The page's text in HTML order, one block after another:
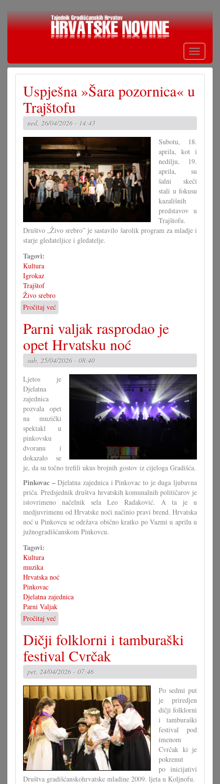
Skoči
Toggle
Uspješna »Šara pozornica« u
Trajštofu
ned, 26/04/2026 - 14:43
Subotu, 18.
aprila, kot i
nedilju, 19.
aprila, su
šalni skeči
stali u fokusu
kazališnih
predstavov u
Trajštofu.
Društvo „Živo srebro” je sastavilo šarolik program za mladje i
starje gledateljice i gledatelje.
Tagovi:
Kultura
Igrokaz
Trajštof
Živo srebro
Pročitaj već
Uspješna
»Šara
pozornica«
u
Trajštofu
Parni valjak rasprodao je
opet Hrvatsku noć
sub, 25/04/2026 - 08:40
Ljetos je
Djelatna
zajednica
pozvala opet
na muzički
spektakl u
pinkovsku
dvoranu i
dokazalo se
je, da su točno trefili ukus brojnih gostov iz cijeloga Gradišća.
Pinkovac –Djelatna zajednica i Pinkovac to je duga ljubavna
priča. Predsjednik društva hrvatskih komunalnih političarov je
istovrimeno načelnik sela Leo Radaković. A ta je u
medjuvrimenu od Hrvatske noći načinio pravi brend. Hrvatska
noć u Pinkovcu se održava obično kratko po Vazmi u aprilu u
južnogradišćanskom Pinkovcu.
Tagovi:
Kultura
muzika
Hrvatska noć
Pinkovac
Djelatna zajednica
Parni Valjak
Pročitaj već
Parni
valjak
rasprodao
je
opet
Hrvatsku
noć
Dičji folklorni i tamburaški
festival Cvrčak
pet, 24/04/2026 - 07:46
Po sedmi put
je priredjen
dičji folklorni
i tamburaški
festival pod
imenom
Cvrčak ki je
pokrenut
po inicijativi
Društva gradišćanskohrvatske mladine 2009. ljeta u Koljnofu.